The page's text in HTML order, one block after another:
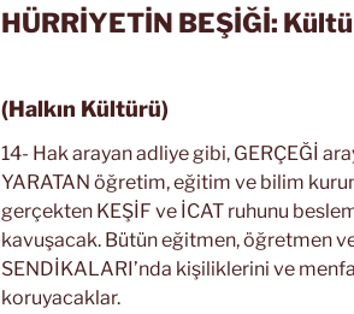
HÜRRİYETİN BEŞİĞİ: Kültür
(Halkın Kültürü)
14- Hak arayan adliye gibi, GERÇEĞİ
YARATAN öğretim, eğitim ve bilim
gerçekten KEŞİF ve İCAT ruhunu
kavuşacak. Bütün eğitmen, öğretmen
SENDİKALARI’nda kişiliklerini ve
koruyacaklar.